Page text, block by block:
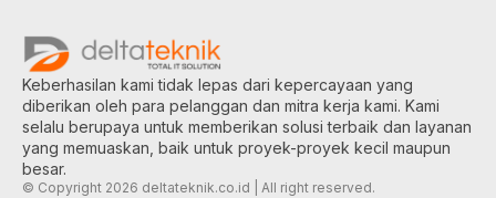
Keberhasilan kami tidak lepas dari kepercayaan yang
diberikan oleh para pelanggan dan mitra kerja kami. Kami
selalu berupaya untuk memberikan solusi terbaik dan layanan
yang memuaskan, baik untuk proyek-proyek kecil maupun
besar.
© Copyright 2026 deltateknik.co.id | All right reserved.